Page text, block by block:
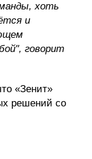
хоть
и
говорит
«Зенит»
решений со